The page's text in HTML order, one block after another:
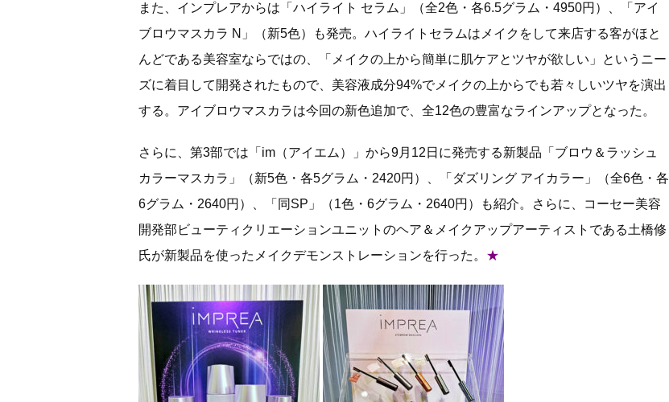
また、インプレアからは「ハイライト セラム」（全2色・各6.5グラム・4950円）、「アイ
ブロウマスカラ N」（新5色）も発売。ハイライトセラムはメイクをして来店する客がほと
んどである美容室ならではの、「メイクの上から簡単に肌ケアとツヤが欲しい」というニー
ズに着目して開発されたもので、美容液成分94%でメイクの上からでも若々しいツヤを演出
する。アイブロウマスカラは今回の新色追加で、全12色の豊富なラインアップとなった。
さらに、第3部では「im（アイエム）」から9月12日に発売する新製品「ブロウ＆ラッシュ
カラーマスカラ」（新5色・各5グラム・2420円）、「ダズリング アイカラー」（全6色・各
6グラム・2640円）、「同SP」（1色・6グラム・2640円）も紹介。さらに、コーセー美容
開発部ビューティクリエーションユニットのヘア＆メイクアップアーティストである土橋修
氏が新製品を使ったメイクデモンストレーションを行った。 ★